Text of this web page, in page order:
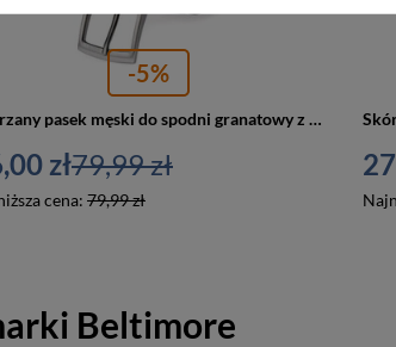
-5%
Skórzany pasek męski do spodni granatowy z klamrą - Beltimore A60
zł
cena: 79,99 zł
79,99 zł
Beltimore